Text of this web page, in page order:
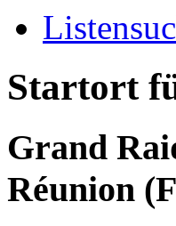
Startort
Grand
Réunion